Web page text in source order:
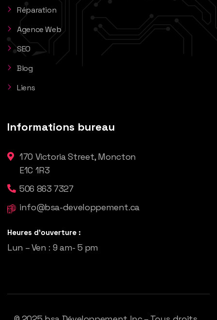
Réparation
Agence Web
SEO
Blog
Liens
Informations bureau
170 Victoria Street, Moncton
E1C 1R3
506 863 7327
info@bsa-developpement.ca
Heures d'ouverture :
Lun – Ven : 9 am- 5 pm